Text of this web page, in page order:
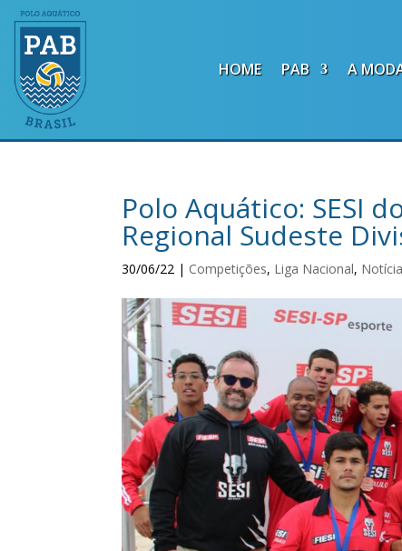
HOME PAB A
Polo Aquático: SESI
Regional Sudeste
30/06/22 | Competições, Liga Nacional,